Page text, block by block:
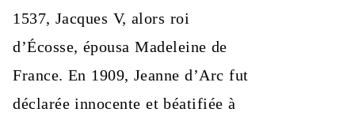
1537, Jacques V, alors roi
d’Écosse, épousa Madeleine de
France. En 1909, Jeanne d’Arc fut
déclarée innocente et béatifiée à